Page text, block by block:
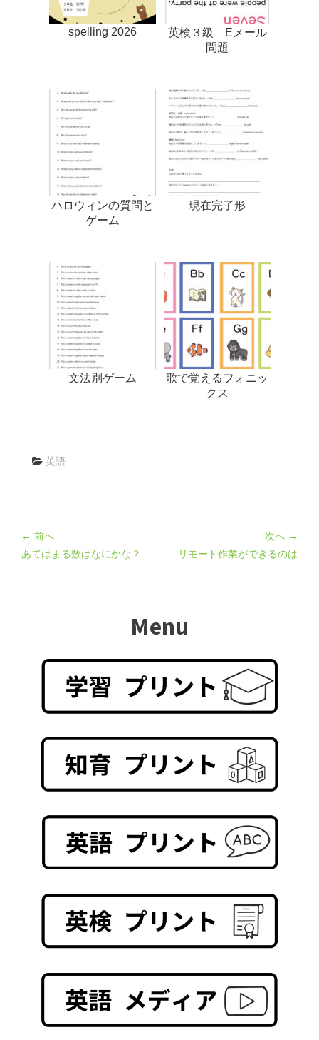
spelling 2026
英検３級 Eメール
問題
ハロウィンの質問と
ゲーム
現在完了形
文法別ゲーム
歌で覚えるフォニッ
クス
英語
← 前へ
あてはまる数はなにかな？
次へ →
リモート作業ができるのは
Menu